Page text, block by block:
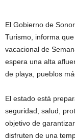
El Gobierno de
Turismo, informa
vacacional de
espera una alta
de playa, pueblos
El estado está
seguridad, salud,
objetivo de
disfruten de una